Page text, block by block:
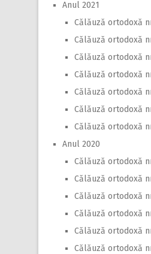
Anul 2021
Călăuză ortodoxă
Călăuză ortodoxă
Călăuză ortodoxă
Călăuză ortodoxă
Călăuză ortodoxă
Călăuză ortodoxă
Călăuză ortodoxă
Anul 2020
Călăuză ortodoxă
Călăuză ortodoxă
Călăuză ortodoxă
Călăuză ortodoxă
Călăuză ortodoxă
Călăuză ortodoxă